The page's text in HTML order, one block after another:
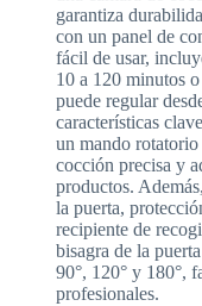
garantiza
con un panel de
fácil de usar,
10 a 120 minutos
puede regular
características
un mando
cocción precisa y
productos.
la puerta,
recipiente de
bisagra de la
90°, 120° y 180°,
profesionales.